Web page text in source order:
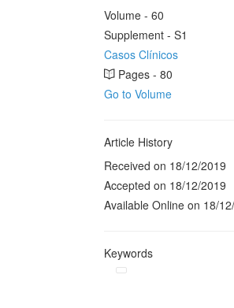
Volume - 60
Supplement - S1
Casos Clínicos
Pages - 80
Go to Volume
Article History
Received on 18/12/2019
Accepted on 18/12/2019
Available Online on 18/
Keywords